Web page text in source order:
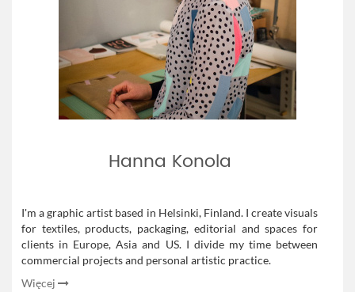
Hanna Konola
I'm a graphic artist based in Helsinki, Finland. I create visuals
for textiles, products, packaging, editorial and spaces for
clients in Europe, Asia and US. I divide my time between
commercial projects and personal artistic practice.
Więcej